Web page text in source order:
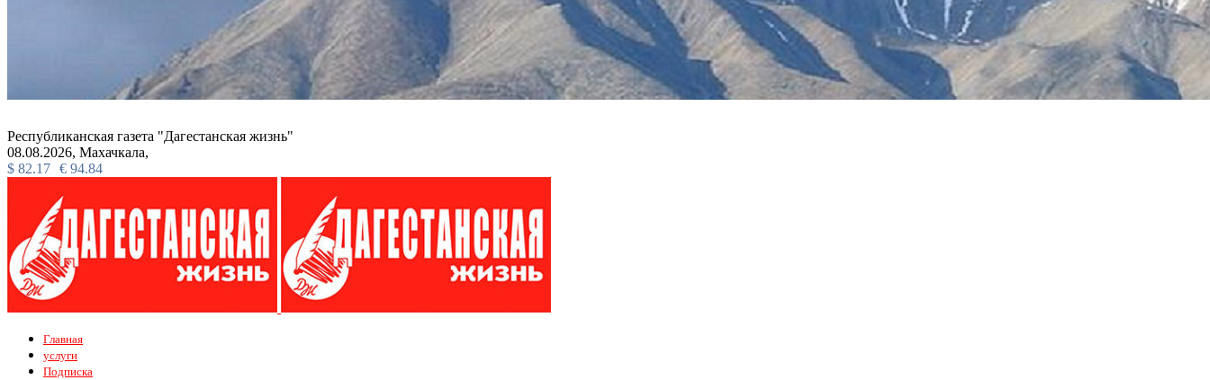
Республиканская газета "Дагестанская жизнь"
08.08.2026, Махачкала,
$ 82.17 € 94.84
Главная
услуги
Подписка